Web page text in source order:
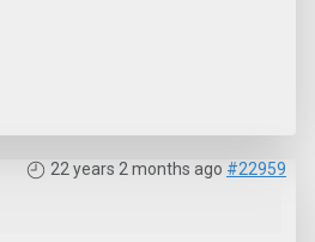
22 years 2 months ago #22959